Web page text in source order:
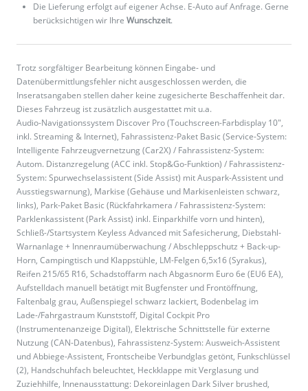
Die Lieferung erfolgt auf eigener Achse. E-Auto auf Anfrage. Gerne
berücksichtigen wir Ihre Wunschzeit.
Trotz sorgfältiger Bearbeitung können Eingabe- und
Datenübermittlungsfehler nicht ausgeschlossen werden, die
Inseratsangaben stellen daher keine zugesicherte Beschaffenheit dar.
Dieses Fahrzeug ist zusätzlich ausgestattet mit u.a.
Audio-Navigationssystem Discover Pro (Touchscreen-Farbdisplay 10",
inkl. Streaming & Internet), Fahrassistenz-Paket Basic (Service-System:
Intelligente Fahrzeugvernetzung (Car2X) / Fahrassistenz-System:
Autom. Distanzregelung (ACC inkl. Stop&Go-Funktion) / Fahrassistenz-
System: Spurwechselassistent (Side Assist) mit Auspark-Assistent und
Ausstiegswarnung), Markise (Gehäuse und Markisenleisten schwarz,
links), Park-Paket Basic (Rückfahrkamera / Fahrassistenz-System:
Parklenkassistent (Park Assist) inkl. Einparkhilfe vorn und hinten),
Schließ-/Startsystem Keyless Advanced mit Safesicherung, Diebstahl-
Warnanlage + Innenraumüberwachung / Abschleppschutz + Back-up-
Horn, Campingtisch und Klappstühle, LM-Felgen 6,5x16 (Syrakus),
Reifen 215/65 R16, Schadstoffarm nach Abgasnorm Euro 6e (EU6 EA),
Aufstelldach manuell betätigt mit Bugfenster und Frontöffnung,
Faltenbalg grau, Außenspiegel schwarz lackiert, Bodenbelag im
Lade-/Fahrgastraum Kunststoff, Digital Cockpit Pro
(Instrumentenanzeige Digital), Elektrische Schnittstelle für externe
Nutzung (CAN-Datenbus), Fahrassistenz-System: Ausweich-Assistent
und Abbiege-Assistent, Frontscheibe Verbundglas getönt, Funkschlüssel
(2), Handschuhfach beleuchtet, Heckklappe mit Verglasung und
Zuziehhilfe, Innenausstattung: Dekoreinlagen Dark Silver brushed,